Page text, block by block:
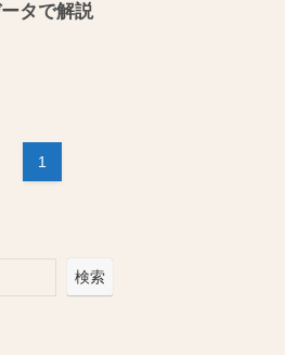
タで解説
1
検索